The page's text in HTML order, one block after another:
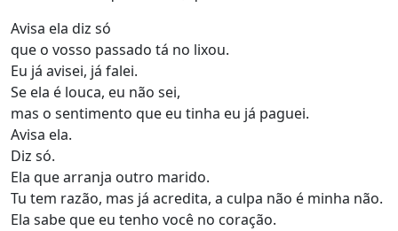
Avisa ela diz só
que o vosso passado tá no lixou.
Eu já avisei, já falei.
Se ela é louca, eu não sei,
mas o sentimento que eu tinha eu já paguei.
Avisa ela.
Diz só.
Ela que arranja outro marido.
Tu tem razão, mas já acredita, a culpa não é minha não.
Ela sabe que eu tenho você no coração.